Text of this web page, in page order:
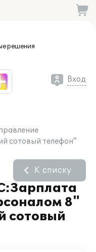
решения
Вход
сотовый телефон"
8"
сотовый
К списку